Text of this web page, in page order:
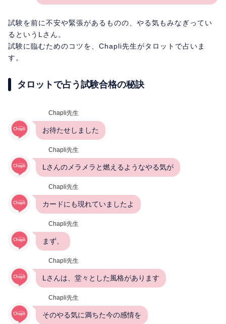
試験を前に不安や緊張があるものの、やる気もみなぎってい
るというLさん。
試験に臨むためのコツを、Chapli先生がタロットで占いま
す。
タロットで占う試験合格の秘訣
Chapli先生
お待たせしました
Chapli先生
Lさんのメラメラと燃えるようなやる気が
Chapli先生
カードにも現れていましたよ
Chapli先生
まず、
Chapli先生
Lさんは、堂々とした風格があります
Chapli先生
そのやる気に満ちた今の感情を